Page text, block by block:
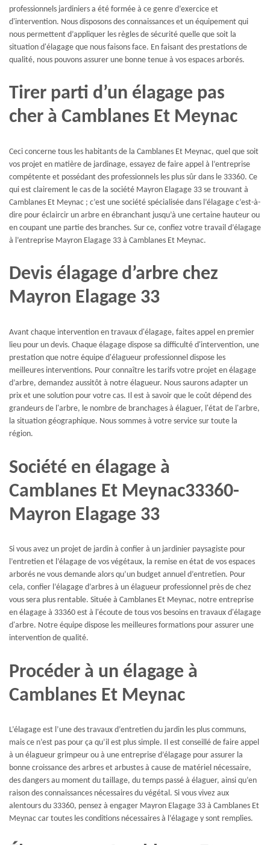
professionnels jardiniers a été formée à ce genre d’exercice et
d'intervention. Nous disposons des connaissances et un équipement qui
nous permettent d’appliquer les règles de sécurité quelle que soit la
situation d'élagage que nous faisons face. En faisant des prestations de
qualité, nous pouvons assurer une bonne tenue à vos espaces arborés.
Tirer parti d’un élagage pas
cher à Camblanes Et Meynac
Ceci concerne tous les habitants de la Camblanes Et Meynac, quel que soit
vos projet en matière de jardinage, essayez de faire appel à l’entreprise
compétente et possédant des professionnels les plus sûr dans le 33360. Ce
qui est clairement le cas de la société Mayron Elagage 33 se trouvant à
Camblanes Et Meynac ; c’est une société spécialisée dans l’élagage c’est-à-
dire pour éclaircir un arbre en ébranchant jusqu’à une certaine hauteur ou
en coupant une partie des branches. Sur ce, confiez votre travail d’élagage
à l’entreprise Mayron Elagage 33 à Camblanes Et Meynac.
Devis élagage d’arbre chez
Mayron Elagage 33
Avant chaque intervention en travaux d'élagage, faites appel en premier
lieu pour un devis. Chaque élagage dispose sa difficulté d'intervention, une
prestation que notre équipe d'élagueur professionnel dispose les
meilleures interventions. Pour connaître les tarifs votre projet en élagage
d’arbre, demandez aussitôt à notre élagueur. Nous saurons adapter un
prix et une solution pour votre cas. Il est à savoir que le coût dépend des
grandeurs de l'arbre, le nombre de branchages à élaguer, l'état de l'arbre,
la situation géographique. Nous sommes à votre service sur toute la
région.
Société en élagage à
Camblanes Et Meynac33360-
Mayron Elagage 33
Si vous avez un projet de jardin à confier à un jardinier paysagiste pour
l’entretien et l’élagage de vos végétaux, la remise en état de vos espaces
arborés ne vous demande alors qu’un budget annuel d’entretien. Pour
cela, confier l’élagage d’arbres à un élagueur professionnel près de chez
vous sera plus rentable. Située à Camblanes Et Meynac, notre entreprise
en élagage à 33360 est à l'écoute de tous vos besoins en travaux d'élagage
d'arbre. Notre équipe dispose les meilleures formations pour assurer une
intervention de qualité.
Procéder à un élagage à
Camblanes Et Meynac
L’élagage est l’une des travaux d’entretien du jardin les plus communs,
mais ce n’est pas pour ça qu’il est plus simple. Il est conseillé de faire appel
à un élagueur grimpeur ou à une entreprise d’élagage pour assurer la
bonne croissance des arbres et arbustes à cause de matériel nécessaire,
des dangers au moment du taillage, du temps passé à élaguer, ainsi qu’en
raison des connaissances nécessaires du végétal. Si vous vivez aux
alentours du 33360, pensez à engager Mayron Elagage 33 à Camblanes Et
Meynac car toutes les conditions nécessaires à l’élagage y sont remplies.